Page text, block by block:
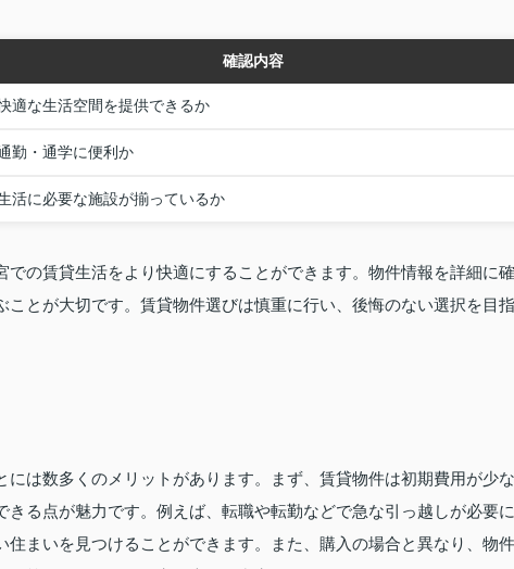
確認内容
適な生活空間を提供できるか
勤・通学に便利か
活に必要な施設が揃っているか
の賃貸生活をより快適にすることができます。物件情報を詳細に確
とが大切です。賃貸物件選びは慎重に行い、後悔のない選択を目指
は数多くのメリットがあります。まず、賃貸物件は初期費用が少な
きる点が魅力です。例えば、転職や転勤などで急な引っ越しが必要に
まいを見つけることができます。また、購入の場合と異なり、物件